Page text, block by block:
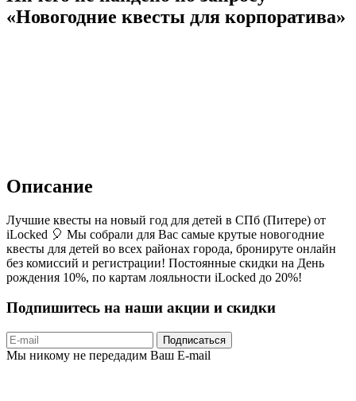
«Новогодние квесты для корпоратива»
Описание
Лучшие квесты на новый год для детей в СПб (Питере) от
iLocked 🎈 Мы собрали для Вас самые крутые новогодние
квесты для детей во всех районах города, бронируте онлайн
без комиссий и регистрации! Постоянные скидки на День
рождения 10%, по картам лояльности iLocked до 20%!
Подпишитесь на наши акции и скидки
Подписаться
Мы никому не передадим Ваш E-mail